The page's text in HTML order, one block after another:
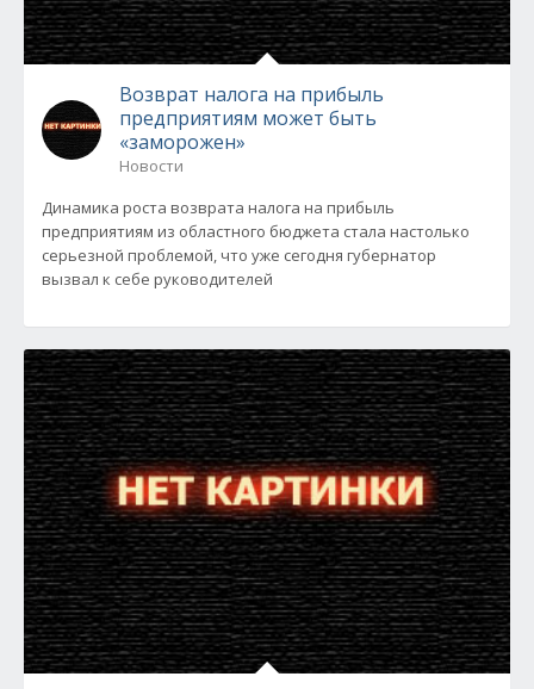
Возврат налога на прибыль
предприятиям может быть
«заморожен»
Новости
Динамика роста возврата налога на прибыль
предприятиям из областного бюджета стала настолько
серьезной проблемой, что уже сегодня губернатор
вызвал к себе руководителей